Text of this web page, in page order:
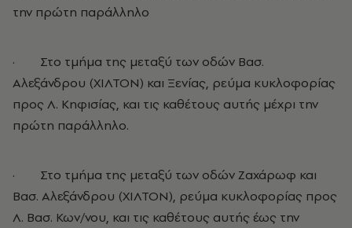
την πρώτη παράλληλο
· Στο τμήμα της μεταξύ των οδών Βασ.
Αλεξάνδρου (ΧΙΛΤΟΝ) και Ξενίας, ρεύμα κυκλοφορίας
προς Λ. Κηφισίας, και τις καθέτους αυτής μέχρι την
πρώτη παράλληλο.
· Στο τμήμα της μεταξύ των οδών Ζαχάρωφ και
Βασ. Αλεξάνδρου (ΧΙΛΤΟΝ), ρεύμα κυκλοφορίας προς
Λ. Βασ. Κων/νου, και τις καθέτους αυτής έως την